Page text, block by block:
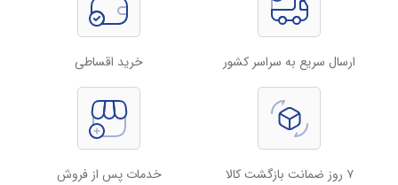
ارسال سریع به سراسر کشور خرید اقساطی
۷ روز ضمانت بازگشت کالا خدمات پس از فروش